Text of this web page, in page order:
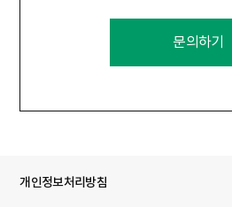
문의하기
개인정보처리방침